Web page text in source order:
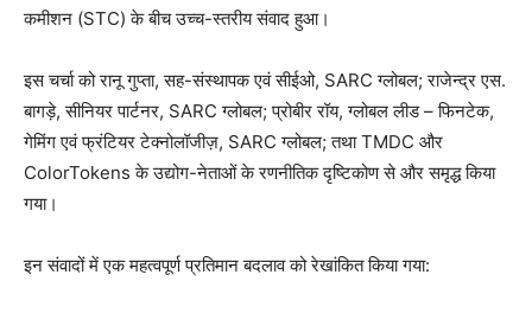
कमीशन (STC) के बीच उच्च-स्तरीय संवाद हुआ।
इस चर्चा को रानू गुप्ता, सह-संस्थापक एवं सीईओ, SARC ग्लोबल; राजेन्द्र एस.
बागड़े, सीनियर पार्टनर, SARC ग्लोबल; प्रोबीर रॉय, ग्लोबल लीड – फिनटेक,
गेमिंग एवं फ्रंटियर टेक्नोलॉजीज़, SARC ग्लोबल; तथा TMDC और
ColorTokens के उद्योग-नेताओं के रणनीतिक दृष्टिकोण से और समृद्ध किया
गया।
इन संवादों में एक महत्वपूर्ण प्रतिमान बदलाव को रेखांकित किया गया: